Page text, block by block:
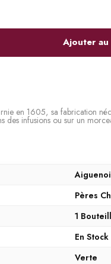
Ajouter au
en 1605, sa fabrication
des infusions ou sur un
Pères
1
En Stock
Verte